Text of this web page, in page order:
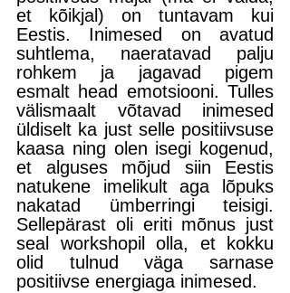
et kõikjal) on tuntavam kui
Eestis. Inimesed on avatud
suhtlema, naeratavad palju
rohkem ja jagavad pigem
esmalt head emotsiooni. Tulles
välismaalt võtavad inimesed
üldiselt ka just selle positiivsuse
kaasa ning olen isegi kogenud,
et alguses mõjud siin Eestis
natukene imelikult aga lõpuks
nakatad ümberringi teisigi.
Sellepärast oli eriti mõnus just
seal workshopil olla, et kokku
olid tulnud väga sarnase
positiivse energiaga inimesed.